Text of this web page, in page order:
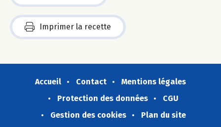
Imprimer la recette
Accueil Contact
Mentions légales
Protection des données
CGU
Gestion des cookies
Plan du site